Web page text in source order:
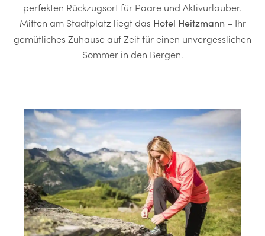
perfekten Rückzugsort für Paare und Aktivurlauber.
Mitten am Stadtplatz liegt das Hotel Heitzmann – Ihr
gemütliches Zuhause auf Zeit für einen unvergesslichen
Sommer in den Bergen.